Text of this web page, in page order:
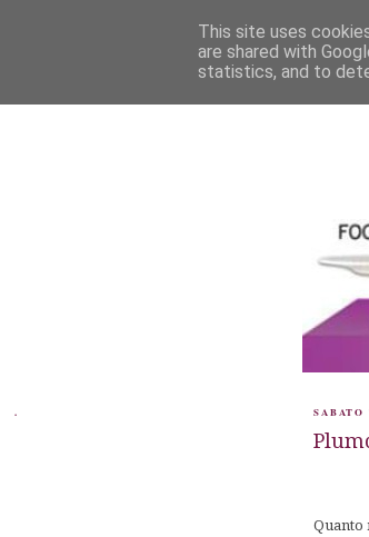
. SABATO
Quanto
This site uses
are shared with
statistics, and to